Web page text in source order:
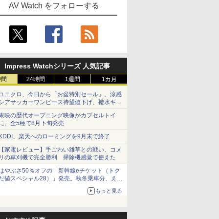
AV Watch をフォローする
Impress Watchシリーズ 人気記事
24時間 1週間 1カ月
ニクロ、今日から「お盆特別セール」。涼感
アサッカーワンピース待望値下げ、撥水ギア
ョーツは1990円に
映の歴代オープニング映像がカプセルトイ
。全5種で8月下旬発売
、楽天へのローミングを9月末で終了
家電レビュー】手ごわい雑草との戦い、コメ
の草刈機で完全勝利 掃除機感覚で使えた
やぶさ50％オフの「新幹線eチケット（トク
値スペシャル28）」発売。秋冬乗車分、えき
もっと見る